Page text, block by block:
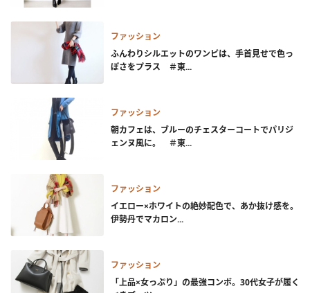
ファッション
ふんわりシルエットのワンピは、手首見せで色っ
ぽさをプラス ＃東...
ファッション
朝カフェは、ブルーのチェスターコートでパリジ
ェンヌ風に。 ＃東...
ファッション
イエロー×ホワイトの絶妙配色で、あか抜け感を。
伊勢丹でマカロン...
ファッション
「上品×女っぷり」の最強コンボ。30代女子が履く